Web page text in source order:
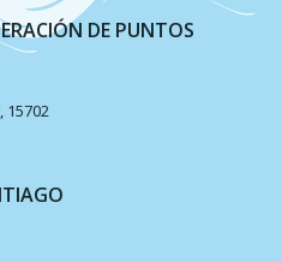
DE PUNTOS
15702